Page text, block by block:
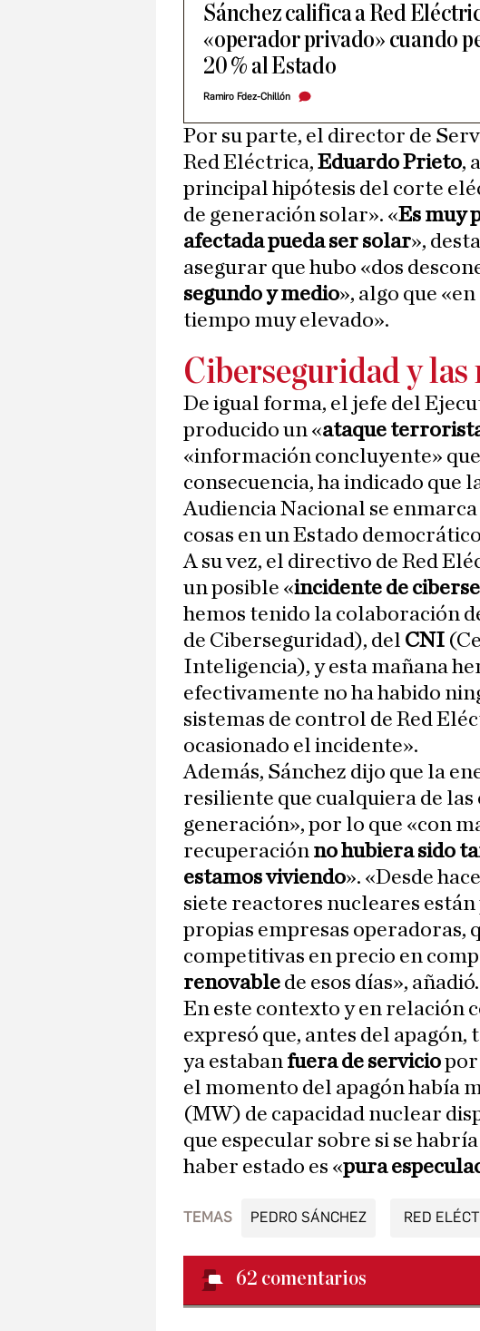
Sánchez califica a Red
«operador privado» cuando
20 % al Estado
Ramiro Fdez-Chillón
Por su parte, el director de
Red Eléctrica, Eduardo Prieto,
principal hipótesis del corte
de generación solar». «Es muy
afectada pueda ser solar»,
asegurar que hubo «dos
segundo y medio», algo que
tiempo muy elevado».
Ciberseguridad y las
De igual forma, el jefe del
producido un «ataque
«información concluyente»
consecuencia, ha indicado que
Audiencia Nacional se enmarca
cosas en un Estado
A su vez, el directivo de Red
un posible «incidente de
hemos tenido la colaboración
de Ciberseguridad), del CNI
Inteligencia), y esta mañana
efectivamente no ha habido
sistemas de control de Red
ocasionado el incidente».
Además, Sánchez dijo que la
resiliente que cualquiera de las
generación», por lo que «con
recuperación no hubiera sido
estamos viviendo». «Desde
siete reactores nucleares
propias empresas operadoras,
competitivas en precio en
renovable de esos días», añadió.
En este contexto y en relación
expresó que, antes del
ya estaban fuera de serviciopor
el momento del apagón había
(MW) de capacidad nuclear
que especular sobre si se
haber estado es «pura
TEMAS PEDRO SÁNCHEZ RED
62 comentarios